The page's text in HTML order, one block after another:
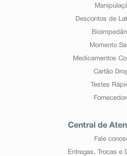
Descontos de
Momento
Medicamentos
Cartão
Testes
Central de
Fale
Entregas, Trocas e